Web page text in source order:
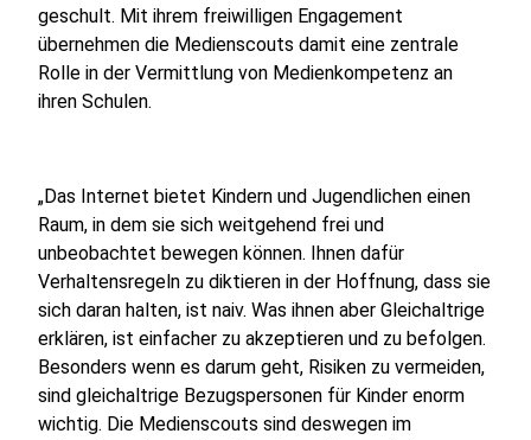
geschult. Mit ihrem freiwilligen Engagement
übernehmen die Medienscouts damit eine zentrale
Rolle in der Vermittlung von Medienkompetenz an
ihren Schulen.
„Das Internet bietet Kindern und Jugendlichen einen
Raum, in dem sie sich weitgehend frei und
unbeobachtet bewegen können. Ihnen dafür
Verhaltensregeln zu diktieren in der Hoffnung, dass sie
sich daran halten, ist naiv. Was ihnen aber Gleichaltrige
erklären, ist einfacher zu akzeptieren und zu befolgen.
Besonders wenn es darum geht, Risiken zu vermeiden,
sind gleichaltrige Bezugspersonen für Kinder enorm
wichtig. Die Medienscouts sind deswegen im